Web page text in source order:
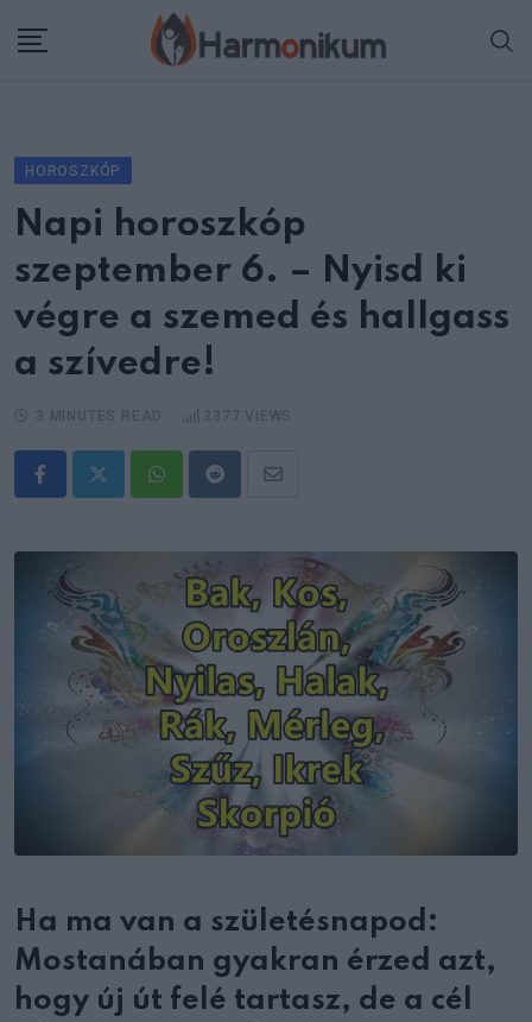
HOROSZKÓP
Napi horoszkóp
szeptember 6. – Nyisd ki
végre a szemed és hallgass
a szívedre!
WhatsappRedditShare
Email
Ha ma van a születésnapod:
Mostanában gyakran érzed azt,
hogy új út felé tartasz, de a cél